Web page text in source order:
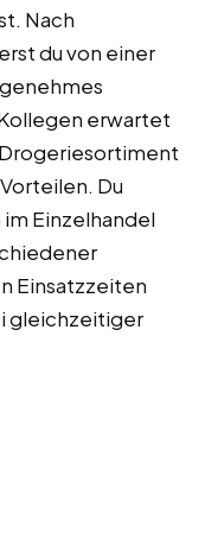
Nach
du von einer
erwartet
Du
Einzelhandel
Einsatzzeiten
gleichzeitiger